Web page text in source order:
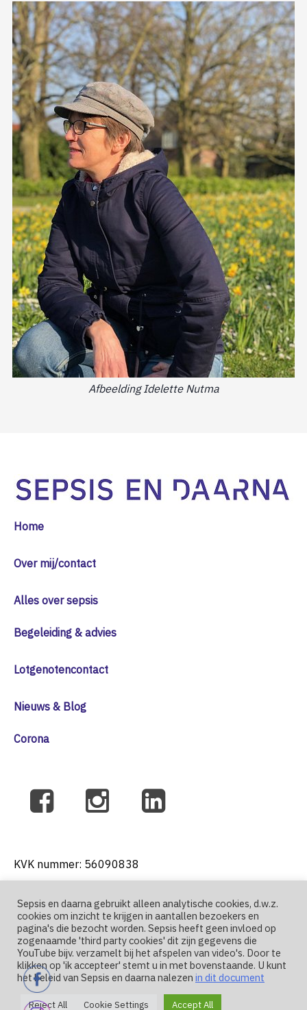
Afbeelding Idelette Nutma
Home
Over mij/contact
Alles over sepsis
Begeleiding & advies
Lotgenotencontact
Nieuws & Blog
Corona
KVK nummer: 56090838
T: +31 6 41271004
E: nutma@sepsis-en-daarna.nl
Sepsis en daarna gebruikt alleen analytische cookies, d.w.z.
cookies om inzicht te krijgen in aantallen bezoekers en
pagina's die bezocht worden. Sepsis heeft geen invloed op
zogenaamde 'third party cookies' dit zijn gegevens die
YouTube bijv. verzamelt bij het afspelen van video's. Door te
klikken op 'ik accepteer' stemt u in met bovenstaande. U kunt
het beleid van Sepsis en daarna nalezen in dit document
Reject All Cookie Settings Accept All